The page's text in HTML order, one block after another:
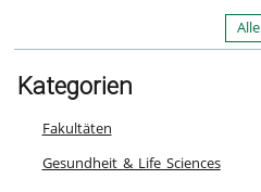
Kategorien
Fakultäten
Gesundheit & Life Sciences